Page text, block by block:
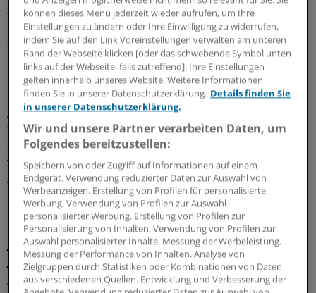
Schwerpunkte gehören auf die Agenda?
Schöning:Ich wünsche mir, dass der Pharmadialog die
Bedeutung von Arzneimittel-Innovation wieder stärker in
den Fokus nimmt. Denken Sie an das Thema opt out:
Mittlerweile sind 30 Arzneimittel vom deutschen Markt
genommen worden. Wir sollten auch über Leitplanken
für die regionale Arzneimittelverordnungssteuerung
sprechen. Ich finde, wir sollten uns nicht im Klein-Klein
verlieren. Wir brauchen eine Vision, wie die
Arzneimittelversorgung in Zukunft aussehen soll, damit
die Versorgung in den Regionen nicht auseinander
driftet.
Aus der letzten Legislaturperiode ist das
Arztinformationssystem liegengeblieben. Was ist aus Ihrer
Sicht die Minimal-Anforderung an ein solches System?
können dieses Menü jederzeit wieder aufrufen, um Ihre
Einstellungen zu ändern oder Ihre Einwilligung zu widerrufen,
indem Sie auf den Link Voreinstellungen verwalten am unteren
Rand der Webseite klicken [oder das schwebende Symbol unten
links auf der Webseite, falls zutreffend]. Ihre Einstellungen
gelten innerhalb unseres Website. Weitere Informationen
finden Sie in unserer Datenschutzerklärung. Details finden Sie
in unserer Datenschutzerklärung.
Wir und unsere Partner verarbeiten Daten, um
Folgendes bereitzustellen:
Speichern von oder Zugriff auf Informationen auf einem
Endgerät. Verwendung reduzierter Daten zur Auswahl von
Werbeanzeigen. Erstellung von Profilen für personalisierte
Werbung. Verwendung von Profilen zur Auswahl
personalisierter Werbung. Erstellung von Profilen zur
Personalisierung von Inhalten. Verwendung von Profilen zur
Auswahl personalisierter Inhalte. Messung der Werbeleistung.
Messung der Performance von Inhalten. Analyse von
Zielgruppen durch Statistiken oder Kombinationen von Daten
aus verschiedenen Quellen. Entwicklung und Verbesserung der